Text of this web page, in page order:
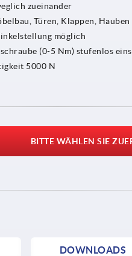
zueinander
Türen, Klappen, Hauben
möglich
(0-5 Nm) stufenlos
5000 N
BITTE WÄHLEN SIE
DOWNLOADS